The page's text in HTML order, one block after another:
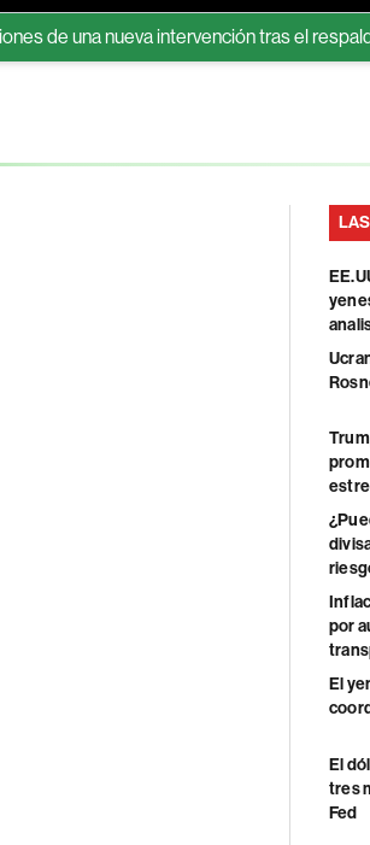
una nueva intervención tras el respaldo de
por
El
El
tres
Fed